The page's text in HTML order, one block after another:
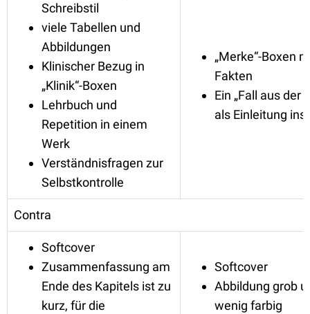
Schreibstil
viele Tabellen und
Abbildungen
Klinischer Bezug in
„Klinik“-Boxen
Lehrbuch und
Repetition in einem
Werk
Verständnisfragen zur
Selbstkontrolle
„Merke“-Boxen
Fakten
Ein „Fall aus der
als Einleitung ins
Contra
Softcover
Zusammenfassung am
Ende des Kapitels ist zu
kurz, für die
Softcover
Abbildung grob
wenig farbig